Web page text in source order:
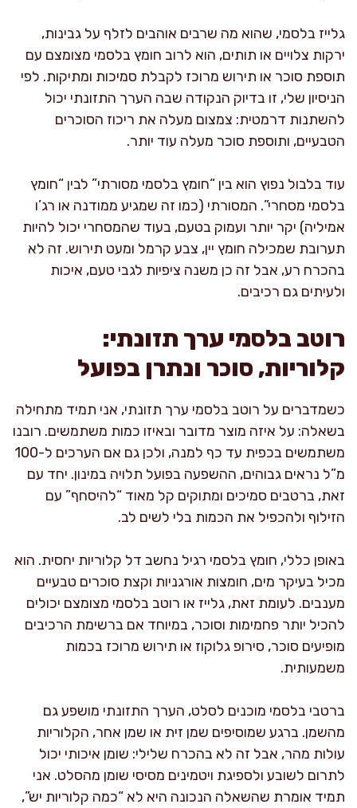
גלייז בלסמי, שהוא מה שרבים אוהבים לזלף על גבינות,
ירקות צלויים או תותים, הוא לרוב חומץ בלסמי מצומצם עם
תוספת סוכר או תירוש מרוכז לקבלת סמיכות ומתיקות. לפי
הניסיון שלי, זו בדיוק הנקודה שבה הערך התזונתי יכול
להשתנות דרמטית: צמצום מעלה את ריכוז הסוכרים
הטבעיים, ותוספת סוכר מעלה עוד יותר.
עוד בלבול נפוץ הוא בין “חומץ בלסמי מסורתי” לבין “חומץ
בלסמי מסחרי”. המסורתי (כמו זה שמגיע ממודנה או רג’ו
אמיליה) יקר יותר ועמוק בטעם, בעוד שהמסחרי יכול להיות
תערובת שמכילה חומץ יין, צבע קרמל ומעט תירוש. זה לא
בהכרח רע, אבל זה כן משנה ציפיות לגבי טעם, איכות
ולעיתים גם רכיבים.
רוטב בלסמי ערך תזונתי:
קלוריות, סוכר ונתרן בפועל
כשמדברים על רוטב בלסמי ערך תזונתי, אני תמיד מתחילה
בשאלה: על איזה מוצר מדובר ובאיזו כמות משתמשים. רובנו
משתמשים בכפית עד כף למנה, ולכן גם אם הערכים ל-100
מ”ל נראים גבוהים, ההשפעה בפועל תלויה במינון. יחד עם
זאת, ברטבים סמיכים ומתוקים קל מאוד “להיסחף” עם
הזילוף ולהכפיל את הכמות בלי לשים לב.
באופן כללי, חומץ בלסמי רגיל נחשב דל קלוריות יחסית. הוא
מכיל בעיקר מים, חומצות אורגניות וקצת סוכרים טבעיים
מענבים. לעומת זאת, גלייז או רוטב בלסמי מצומצם יכולים
להכיל יותר פחמימות וסוכר, במיוחד אם ברשימת הרכיבים
מופיעים סוכר, סירופ גלוקוז או תירוש מרוכז בכמות
משמעותית.
ברטבי בלסמי מוכנים לסלט, הערך התזונתי מושפע גם
מהשמן. ברגע שמוסיפים שמן זית או שמן אחר, הקלוריות
עולות מהר, אבל זה לא בהכרח שלילי: שומן איכותי יכול
לתרום לשובע ולספיגת ויטמינים מסיסי שומן מהסלט. אני
תמיד אומרת שהשאלה הנכונה היא לא “כמה קלוריות יש”,